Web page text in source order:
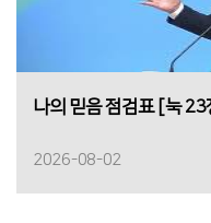
2026-08-02